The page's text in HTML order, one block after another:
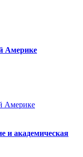
Америке
и академическая